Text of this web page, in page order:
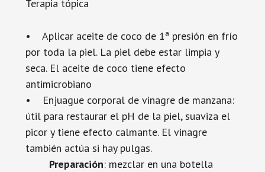
Terapia tópica
• Aplicar aceite de coco de 1ª presión en frío
por toda la piel. La piel debe estar limpia y
seca. El aceite de coco tiene efecto
antimicrobiano
• Enjuague corporal de vinagre de manzana:
útil para restaurar el pH de la piel, suaviza el
picor y tiene efecto calmante. El vinagre
también actúa si hay pulgas.
Preparación: mezclar en una botella